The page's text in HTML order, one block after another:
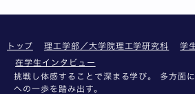
トップ 理工学部／大学院理工学研究科
学
在学生インタビュー
挑戦し体感することで深まる学び。 多方面
への一歩を踏み出す。